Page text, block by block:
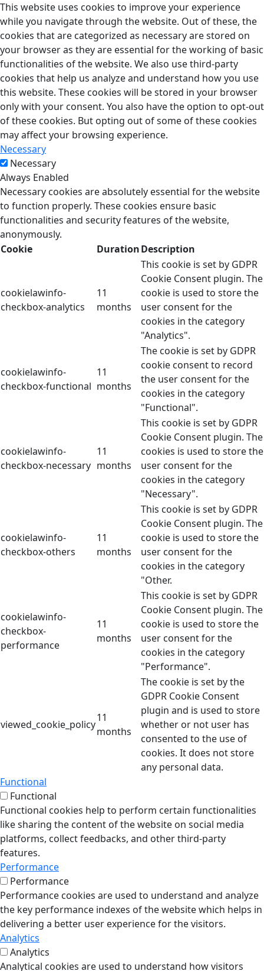
This website uses cookies to improve your experience
while you navigate through the website. Out of these, the
cookies that are categorized as necessary are stored on
your browser as they are essential for the working of basic
functionalities of the website. We also use third-party
cookies that help us analyze and understand how you use
this website. These cookies will be stored in your browser
only with your consent. You also have the option to opt-out
of these cookies. But opting out of some of these cookies
may affect your browsing experience.
Necessary
Necessary
Always Enabled
Necessary cookies are absolutely essential for the website
to function properly. These cookies ensure basic
functionalities and security features of the website,
anonymously.
Cookie
DurationDescription
cookielawinfo-
checkbox-analytics
11
months
This cookie is set by GDPR
Cookie Consent plugin. The
cookie is used to store the
user consent for the
cookies in the category
"Analytics".
cookielawinfo-
checkbox-functional
11
months
The cookie is set by GDPR
cookie consent to record
the user consent for the
cookies in the category
"Functional".
cookielawinfo-
checkbox-necessary
11
months
This cookie is set by GDPR
Cookie Consent plugin. The
cookies is used to store the
user consent for the
cookies in the category
"Necessary".
cookielawinfo-
checkbox-others
11
months
This cookie is set by GDPR
Cookie Consent plugin. The
cookie is used to store the
user consent for the
cookies in the category
"Other.
cookielawinfo-
checkbox-
performance
11
months
This cookie is set by GDPR
Cookie Consent plugin. The
cookie is used to store the
user consent for the
cookies in the category
"Performance".
viewed_cookie_policy
11
months
The cookie is set by the
GDPR Cookie Consent
plugin and is used to store
whether or not user has
consented to the use of
cookies. It does not store
any personal data.
Functional
Functional
Functional cookies help to perform certain functionalities
like sharing the content of the website on social media
platforms, collect feedbacks, and other third-party
features.
Performance
Performance
Performance cookies are used to understand and analyze
the key performance indexes of the website which helps in
delivering a better user experience for the visitors.
Analytics
Analytics
Analytical cookies are used to understand how visitors